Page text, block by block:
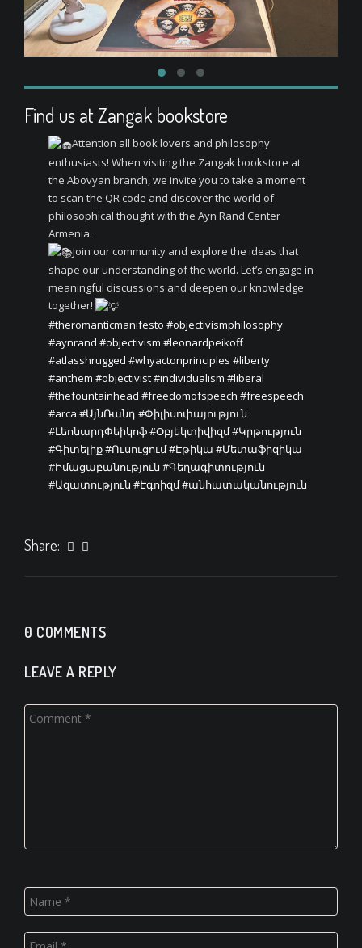
Find us at Zangak bookstore
Attention all book lovers and philosophy
enthusiasts! When visiting the Zangak bookstore at
the Abovyan branch, we invite you to take a moment
to scan the QR code and discover the world of
philosophical thought with the Ayn Rand Center
Armenia.
Join our community and explore the ideas that
shape our understanding of the world. Let’s engage in
meaningful discussions and deepen our knowledge
together!
#theromanticmanifesto #objectivismphilosophy
#aynrand #objectivism #leonardpeikoff
#atlasshrugged #whyactonprinciples #liberty
#anthem #objectivist#individualism #liberal
#thefountainhead #freedomofspeech #freespeech
#arca #ԱյնՌանդ #Փիլիսոփայություն
#ԼեոնարդՓեիկոֆ#Օբյեկտիվիզմ#Կրթություն
#Գիտելիք#Ուսուցում#Էթիկա #Մետաֆիզիկա
#Իմացաբանություն #Գեղագիտություն
#Ազատություն #Էգոիզմ#անհատականություն
Share:
0 COMMENTS
LEAVE A REPLY